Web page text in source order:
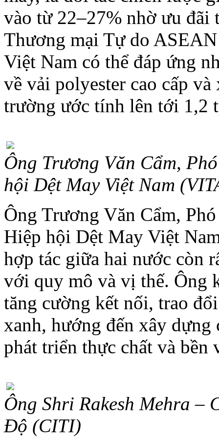
vào từ 22–27% nhờ ưu
Thương mại Tự do
Việt Nam có thể đáp ứng
về vải polyester cao cấp
trường ước tính lên tới 1,2
Ông Trương Văn Cẩm,
hội Dệt May Việt Nam
Ông Trương Văn Cẩm,
Hiệp hội Dệt May Việt
hợp tác giữa hai nước còn
với quy mô và vị thế. Ông
tăng cường kết nối, trao
xanh, hướng đến xây
phát triển thực chất và bền
Ông Shri Rakesh Mehra –
Độ (CITI)